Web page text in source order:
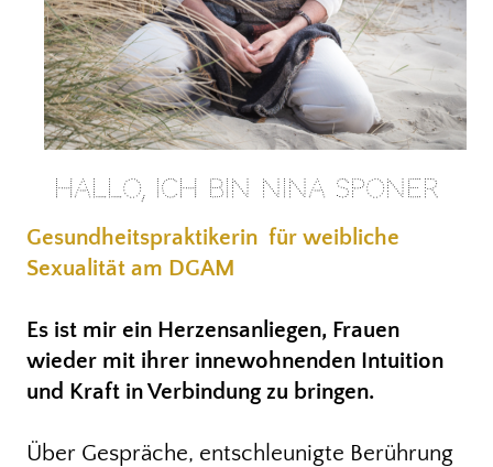
Hallo, ich bin Nina Sponer
Gesundheitspraktikerin für weibliche
Sexualität am DGAM
Es ist mir ein Herzensanliegen, Frauen
wieder mit ihrer innewohnenden Intuition
und Kraft in Verbindung zu bringen.
Über Gespräche, entschleunigte Berührung